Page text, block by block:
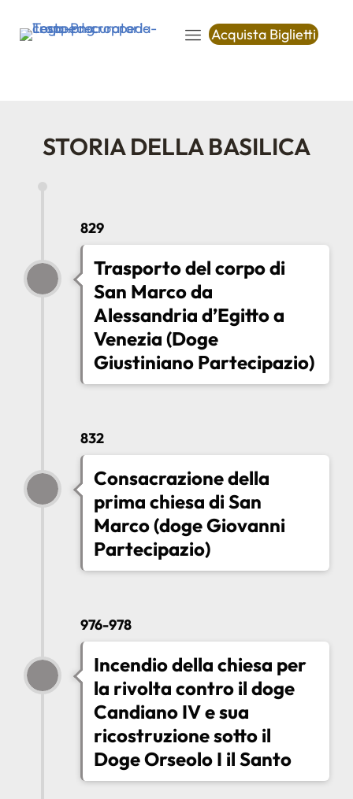
Acquista Biglietti
STORIA DELLA BASILICA
829
Trasporto del corpo di
San Marco da
Alessandria d’Egitto a
Venezia (Doge
Giustiniano Partecipazio)
832
Consacrazione della
prima chiesa di San
Marco (doge Giovanni
Partecipazio)
976-978
Incendio della chiesa per
la rivolta contro il doge
Candiano IV e sua
ricostruzione sotto il
Doge Orseolo I il Santo